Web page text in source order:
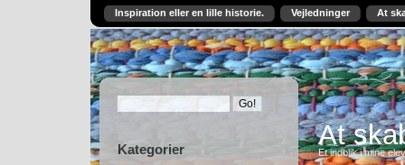
Inspiration eller en lille historie. Vejledninger At
Kategorier At
Et indblik i mine